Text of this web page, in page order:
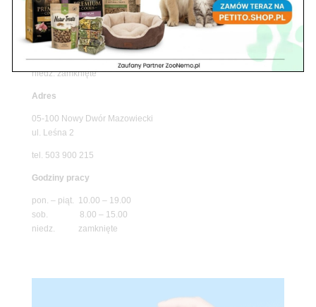
tel./fax. 22 784 71 96
Godziny pracy
pon. – piąt. 10.00 – 19.00
sob. 10.00 – 15.00
niedz. zamknięte
Adres
05-100 Nowy Dwór Mazowiecki
ul. Leśna 2
tel. 503 900 215
Godziny pracy
pon. – piąt. 10.00 – 19.00
sob. 8.00 – 15.00
niedz. zamknięte